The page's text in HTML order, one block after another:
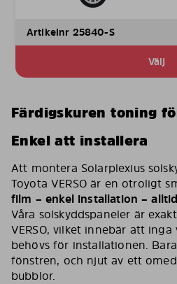
Artikelnr 25840-S
Välj
Färdigskuren toning
Enkel att installera
Att montera Solarplexius
Toyota VERSO är en otroligt
film – enkel installation –
Våra solskyddspaneler är
VERSO, vilket innebär att
behövs för installationen.
fönstren, och njut av ett
bubblor.